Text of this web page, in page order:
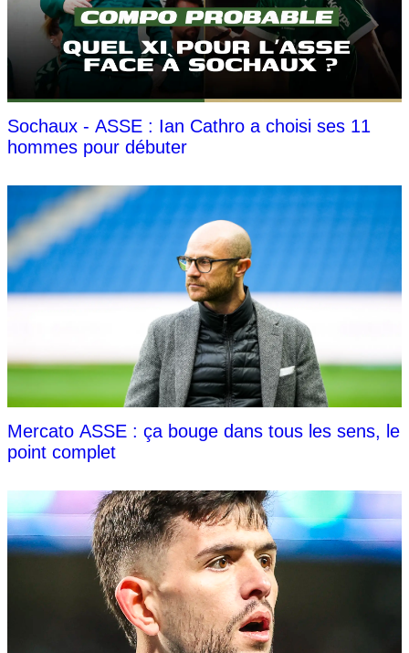
Sochaux - ASSE : Ian Cathro a choisi ses 11
hommes pour débuter
Mercato ASSE : ça bouge dans tous les sens, le
point complet